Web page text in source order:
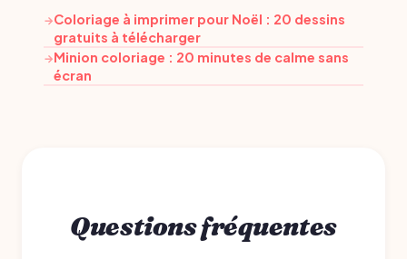
→Coloriage à imprimer pour Noël : 20 dessins
gratuits à télécharger
→Minion coloriage : 20 minutes de calme sans
écran
Questions fréquentes